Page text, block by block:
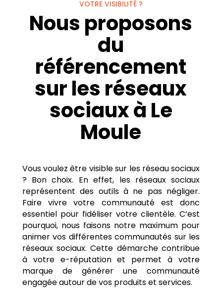
VOTRE VISIBILITÉ ?
Nous proposons
du
référencement
sur les réseaux
sociaux à Le
Moule
Vous voulez être visible sur les réseau sociaux
? Bon choix. En effet, les réseaux sociaux
représentent des outils à ne pas négliger.
Faire vivre votre communauté est donc
essentiel pour fidéliser votre clientèle. C’est
pourquoi, nous faisons notre maximum pour
animer vos différentes communautés sur les
réseaux sociaux. Cette démarche contribue
à votre e-réputation et permet à votre
marque de générer une communauté
engagée autour de vos produits et services.